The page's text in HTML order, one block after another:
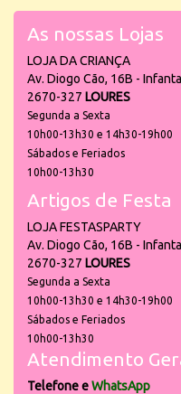
As nossas Lojas
LOJA DA CRIANÇA
Av. Diogo Cão, 16B -
2670-327 LOURES
Segunda a Sexta
10h00-13h30 e 14h30-19h00
Sábados e Feriados
10h00-13h30
Artigos de Festa
LOJA FESTASPARTY
Av. Diogo Cão, 16B -
2670-327 LOURES
Segunda a Sexta
10h00-13h30 e 14h30-19h00
Sábados e Feriados
10h00-13h30
Atendimento
Telefone eWhatsApp